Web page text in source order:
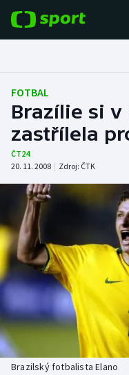
Fotbal
Hokej
Tenis
Atletika
Cyklistika
DALŠÍ SPORTY
Americký fotbal
Baseball a softbal
Basketbal
NEPŘEHLÉDNĚTE
Soutěže
Historické návraty
FOTBAL
Brazílie si
zastřílela
ČT24
20. 11. 2008 | Zdroj: ČTK
Brazilský fotbalista Elano